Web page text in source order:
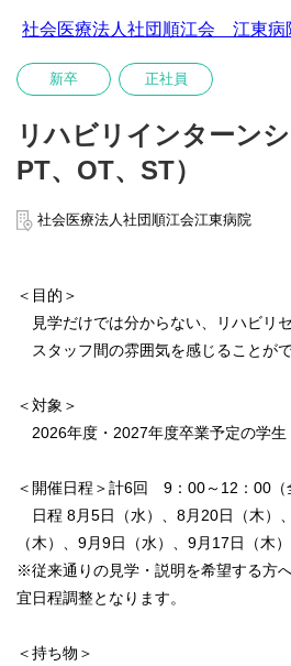
社会医療法人社団順江会 江東病
新卒 正社員
リハビリインターン
PT、OT、ST）
社会医療法人社団順江会江東病院
＜目的＞
見学だけでは分からない、リハビリ
スタッフ間の雰囲気を感じることがで
＜対象＞
2026年度・2027年度卒業予定の学生
＜開催日程＞計6回 9：00～12：00（
日程 8月5日（水）、8月20日（木）
（木）、9月9日（水）、9月17日（木）
※従来通りの見学・説明を希望する方
宜日程調整となります。
＜持ち物＞